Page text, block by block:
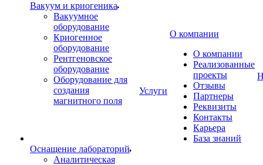
Вакуум и криогеника
Вакуумное
оборудование
Криогенное
оборудование
Рентгеновское
оборудование
Оборудование для
создания
магнитного поля
Оснащение лабораторий
Аналитическая
Услуги
О компании
О компании
Реализованные
проекты
Отзывы
Партнеры
Реквизиты
Контакты
Карьера
База знаний